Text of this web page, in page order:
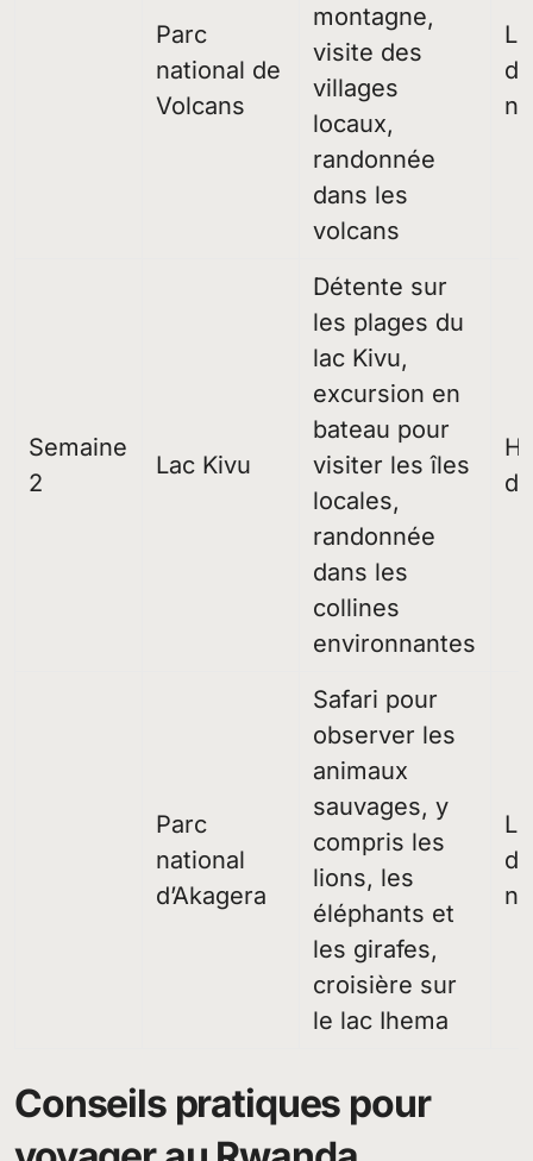
Parc
national de
Volcans
montagne,
visite des
villages
locaux,
randonnée
dans les
volcans
Semaine
2
Lac Kivu
Détente sur
les plages du
lac Kivu,
excursion en
bateau pour
visiter les îles
locales,
randonnée
dans les
collines
environnantes
Parc
national
d’Akagera
Safari pour
observer les
animaux
sauvages, y
compris les
lions, les
éléphants et
les girafes,
croisière sur
le lac Ihema
Conseils pratiques pour